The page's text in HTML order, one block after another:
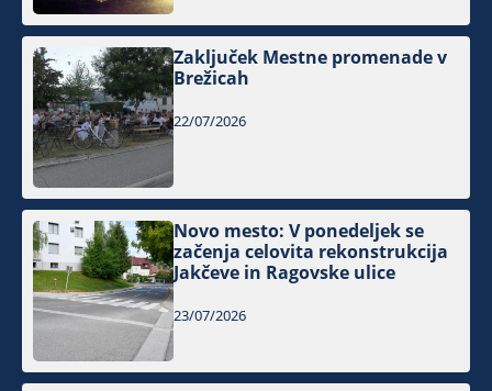
Zaključek Mestne promenade v
Brežicah
22/07/2026
Novo mesto: V ponedeljek se
začenja celovita rekonstrukcija
Jakčeve in Ragovske ulice
23/07/2026